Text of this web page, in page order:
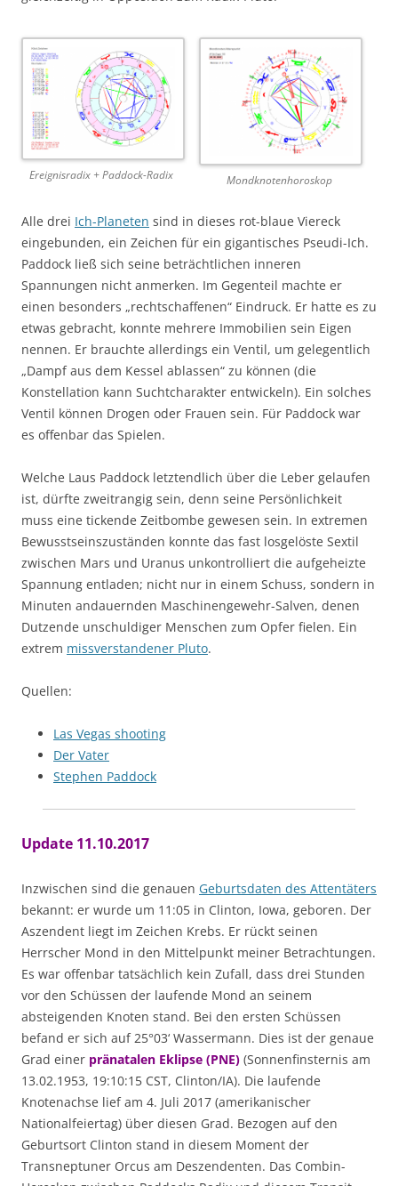
Ereignisradix + Paddock-Radix Mondknotenhoroskop
Alle drei Ich-Planeten sind in dieses rot-blaue Viereck
eingebunden, ein Zeichen für ein gigantisches Pseudi-Ich.
Paddock ließ sich seine beträchtlichen inneren
Spannungen nicht anmerken. Im Gegenteil machte er
einen besonders „rechtschaffenen“ Eindruck. Er hatte es zu
etwas gebracht, konnte mehrere Immobilien sein Eigen
nennen. Er brauchte allerdings ein Ventil, um gelegentlich
„Dampf aus dem Kessel ablassen“ zu können (die
Konstellation kann Suchtcharakter entwickeln). Ein solches
Ventil können Drogen oder Frauen sein. Für Paddock war
es offenbar das Spielen.
Welche Laus Paddock letztendlich über die Leber gelaufen
ist, dürfte zweitrangig sein, denn seine Persönlichkeit
muss eine tickende Zeitbombe gewesen sein. In extremen
Bewusstseinszuständen konnte das fast losgelöste Sextil
zwischen Mars und Uranus unkontrolliert die aufgeheizte
Spannung entladen; nicht nur in einem Schuss, sondern in
Minuten andauernden Maschinengewehr-Salven, denen
Dutzende unschuldiger Menschen zum Opfer fielen. Ein
extrem missverstandener Pluto.
Quellen:
Las Vegas shooting
Der Vater
Stephen Paddock
Update 11.10.2017
Inzwischen sind die genauen Geburtsdaten des Attentäters
bekannt: er wurde um 11:05 in Clinton, Iowa, geboren. Der
Aszendent liegt im Zeichen Krebs. Er rückt seinen
Herrscher Mond in den Mittelpunkt meiner Betrachtungen.
Es war offenbar tatsächlich kein Zufall, dass drei Stunden
vor den Schüssen der laufende Mond an seinem
absteigenden Knoten stand. Bei den ersten Schüssen
befand er sich auf 25°03‘ Wassermann. Dies ist der genaue
Grad einer pränatalen Eklipse (PNE) (Sonnenfinsternis am
13.02.1953, 19:10:15 CST, Clinton/IA). Die laufende
Knotenachse lief am 4. Juli 2017 (amerikanischer
Nationalfeiertag) über diesen Grad. Bezogen auf den
Geburtsort Clinton stand in diesem Moment der
Transneptuner Orcus am Deszendenten. Das Combin-